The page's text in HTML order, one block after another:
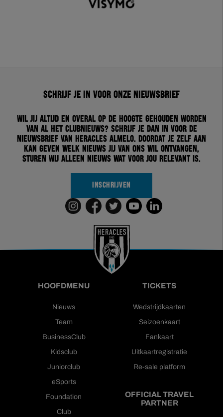
Schrijf je in voor onze nieuwsbrief
Wil jij altijd en overal op de hoogte gehouden worden
van al het clubnieuws? Schrijf je dan in voor de
nieuwsbrief van Heracles Almelo. Doordat je zelf aan
kan geven welk nieuws jij van ons wil ontvangen,
sturen wij alleen nieuws wat voor jou relevant is.
INSCHRIJVEN
HOOFDMENU
Nieuws
Team
BusinessClub
Kidsclub
Juniorclub
eSports
Foundation
Club
TICKETS
Wedstrijdkaarten
Seizoenkaart
Fankaart
Uitkaartregistratie
Re-sale platform
OFFICIAL TRAVEL
PARTNER